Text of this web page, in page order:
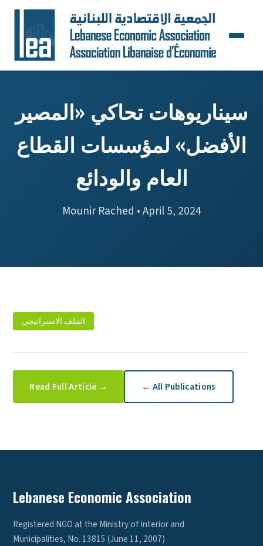
سيناريوهات تحاكي «المصير
الأفضل» لمؤسسات القطاع
العام والودائع
Mounir Rached • April 5, 2024
الملف الاستراتيجي
Read Full Article → ← All Publications
Lebanese Economic Association
Registered NGO at the Ministry of Interior and
Municipalities, No. 13815 (June 11, 2007)